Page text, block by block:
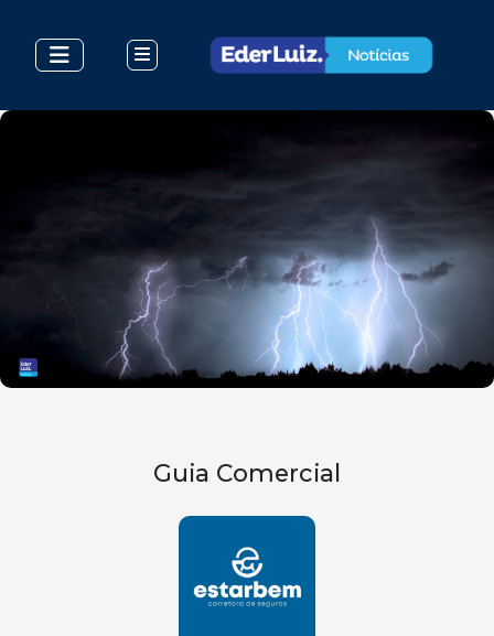
Guia Comercial